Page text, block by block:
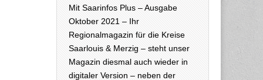
Mit Saarinfos Plus – Ausgabe
Oktober 2021 – Ihr
Regionalmagazin für die Kreise
Saarlouis & Merzig – steht unser
Magazin diesmal auch wieder in
digitaler Version – neben der